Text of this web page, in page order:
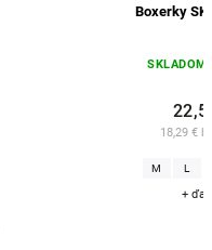
Boxerky SKIN
SKLADOM
18,29 € bez
22,50 €
+ ďalšie